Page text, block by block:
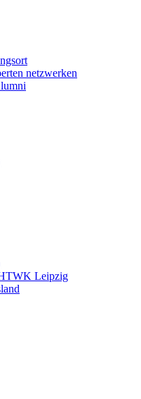
netzwerken
Leipzig